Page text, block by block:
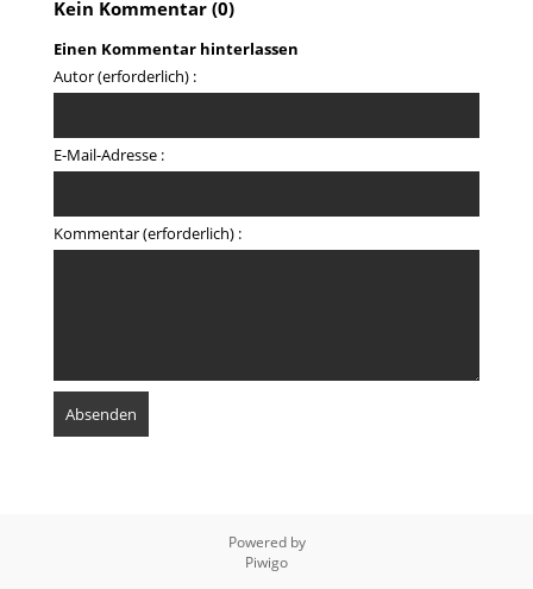
Kein Kommentar (0)
Einen Kommentar hinterlassen
Autor (erforderlich) :
E-Mail-Adresse :
Kommentar (erforderlich) :
Powered by
Piwigo